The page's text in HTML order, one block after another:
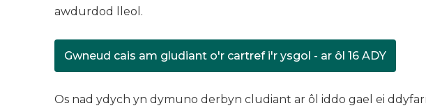
awdurdod lleol.
Gwneud cais am gludiant o'r cartref i'r ysgol - ar ôl 16 ADY
(yn agor mewn tab newydd)
Os nad ydych yn dymuno derbyn cludiant ar ôl iddo gael ei